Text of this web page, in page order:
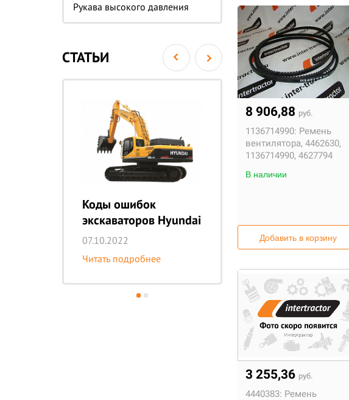
Рукава высокого давления
СТАТЬИ
Коды ошибок
экскаваторов Hyundai
07.10.2022
Читать подробнее
10.09.2021
8 906,88 руб.
1136714990: Ремень
вентилятора, 4462630,
1136714990, 4627794
В наличии
Добавить в корзину
3 255,36 руб.
4440383: Ремень